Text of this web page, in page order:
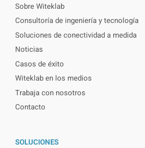
Sobre Witeklab
Consultoría de ingeniería y tecnología
Soluciones de conectividad a medida
Noticias
Casos de éxito
Witeklab en los medios
Trabaja con nosotros
Contacto
SOLUCIONES